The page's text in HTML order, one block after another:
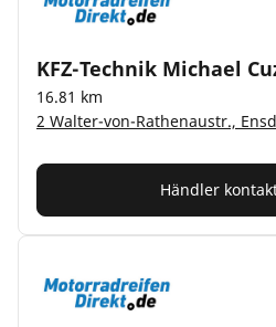
KFZ-Technik Michael
16.81 km
2 Walter-von-Rathenaustr.,
Händler